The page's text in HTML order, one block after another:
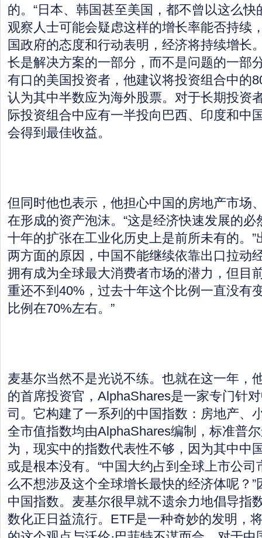
的。“日本、韩国甚至美国，都不曾以这么快
观察人士可能会疑虑这样的增长率能否持续
国政府的态度和行动表明，经济将持续增长
长是解决方案的一部分，而不是问题的一部
有口的美国投资者，他建议将投资组合中的
认为其中半数应为海外股票。对于长期投资
际投资组合中应有一半投向巴西、印度和中
会得到最佳收益。
但同时他也表示，他担心中国的房地产市场
在形成的资产泡沫。“这是经济快速发展的
十年的扩张在工业化历史上是前所未有的。
两方面的原因，中国不能继续依靠出口拉动
拥有成为全球最大消费者市场的潜力，但目
重还不到40%，过去十年这个比例一直没有
比例在70%左右。”
麦基尔当然不是光说不练。也就在这一年，
的首席投资官，AlphaShares是一家专门针
司。它构建了一系列的中国指数：房地产、
全市值指数均由AlphaShares编制，标准普
为，现实中的指数代表性不够，因为其中中
或是根本没有。“中国大约占到全球上市公
么不想涉及这个全球增长最快的经济体呢？
中国指数。麦基尔很早就不遗余力地倡导指
数化正日益流行。ETF是一种奇妙的发明，